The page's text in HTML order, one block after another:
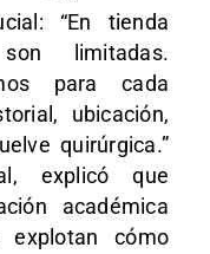
“En tienda
limitadas.
para cada
ubicación,
quirúrgica.”
explicó que
académica
cómo